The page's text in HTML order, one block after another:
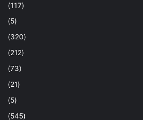
(117)
(5)
(320)
(212)
(73)
(21)
(5)
(545)